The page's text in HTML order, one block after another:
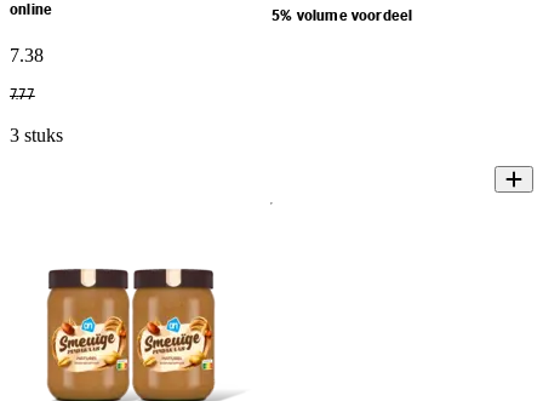
online 5% volume voordeel
7.38
7.77
3 stuks